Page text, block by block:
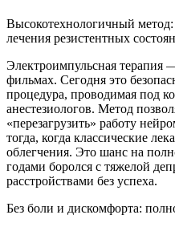
Высокотехнологичный
лечения резистентных
Электроимпульсная терапия
фильмах. Сегодня это
процедура, проводимая под
анестезиологов. Метод
«перезагрузить» работу
тогда, когда классические
облегчения. Это шанс на
годами боролся с тяжелой
расстройствами без успеха.
Без боли и дискомфорта: